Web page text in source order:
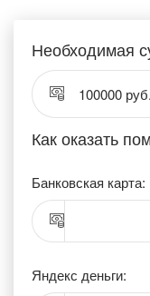
Необходимая
100000 руб.
Как оказать
Банковская карта:
Яндекс деньги: